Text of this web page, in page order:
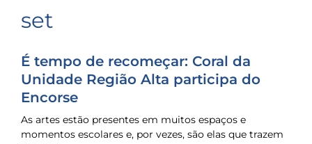
set
É tempo de recomeçar: Coral da
Unidade Região Alta participa do
Encorse
As artes estão presentes em muitos espaços e
momentos escolares e, por vezes, são elas que trazem